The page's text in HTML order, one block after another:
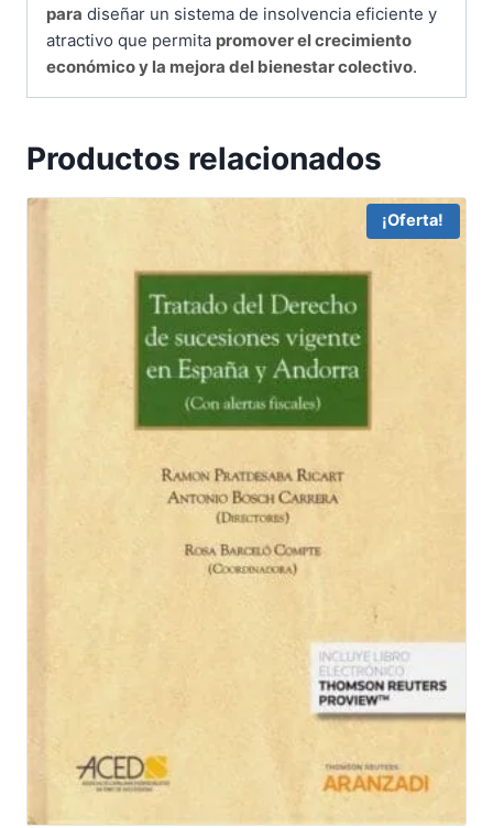
para diseñar un sistema de insolvencia eficiente y
atractivo que permita promover el crecimiento
económico y la mejora del bienestar colectivo.
Productos relacionados
¡Oferta!